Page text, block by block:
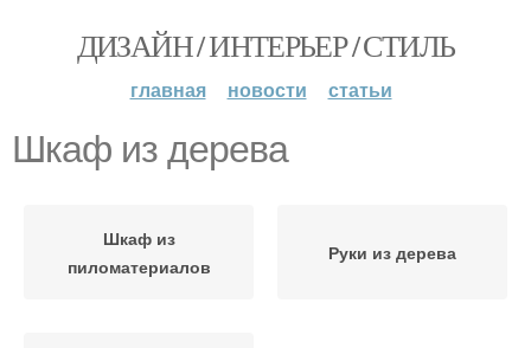
ДИЗАЙН / ИНТЕРЬЕР / СТИЛЬ
главная новости статьи
Шкаф из дерева
Шкаф из
пиломатериалов
Руки из дерева